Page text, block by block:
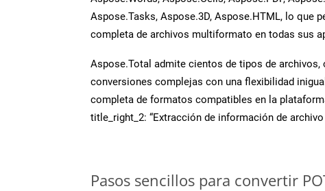
Aspose.Tasks, Aspose.3D, Aspose.HTML, lo que
completa de archivos multiformato en todas sus
Aspose.Total admite cientos de tipos de archivos,
conversiones complejas con una flexibilidad
completa de formatos compatibles en la
title_right_2: “Extracción de información de archivo
Pasos sencillos para convertir